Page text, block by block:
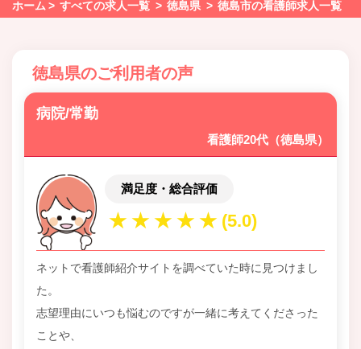
ホーム すべての求人一覧 徳島県 徳島市の看護師求人一覧
徳島県のご利用者の声
病院/常勤
看護師20代（徳島県）
満足度・総合評価
ネットで看護師紹介サイトを調べていた時に見つけまし
た。
志望理由にいつも悩むのですが一緒に考えてくださった
ことや、